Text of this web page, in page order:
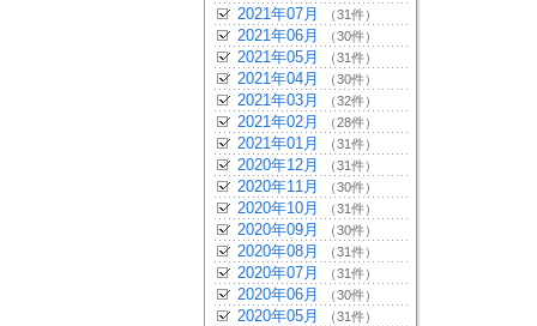
2021年07月 （31件）
2021年06月 （30件）
2021年05月 （31件）
2021年04月 （30件）
2021年03月 （32件）
2021年02月 （28件）
2021年01月 （31件）
2020年12月 （31件）
2020年11月 （30件）
2020年10月 （31件）
2020年09月 （30件）
2020年08月 （31件）
2020年07月 （31件）
2020年06月 （30件）
2020年05月 （31件）